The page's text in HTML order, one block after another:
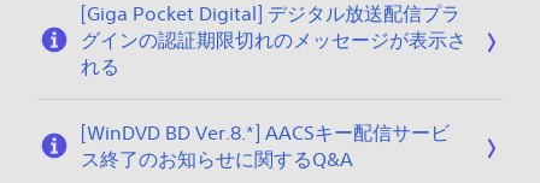
[Giga Pocket Digital] デジタル放送配信プラ
グインの認証期限切れのメッセージが表示さ
れる
[WinDVD BD Ver.8.*] AACSキー配信サービ
ス終了のお知らせに関するQ&A